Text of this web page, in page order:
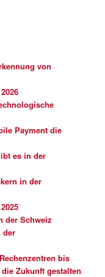
von
Payment die
es in der
in der
der Schweiz
der
bis
Zukunft gestalten